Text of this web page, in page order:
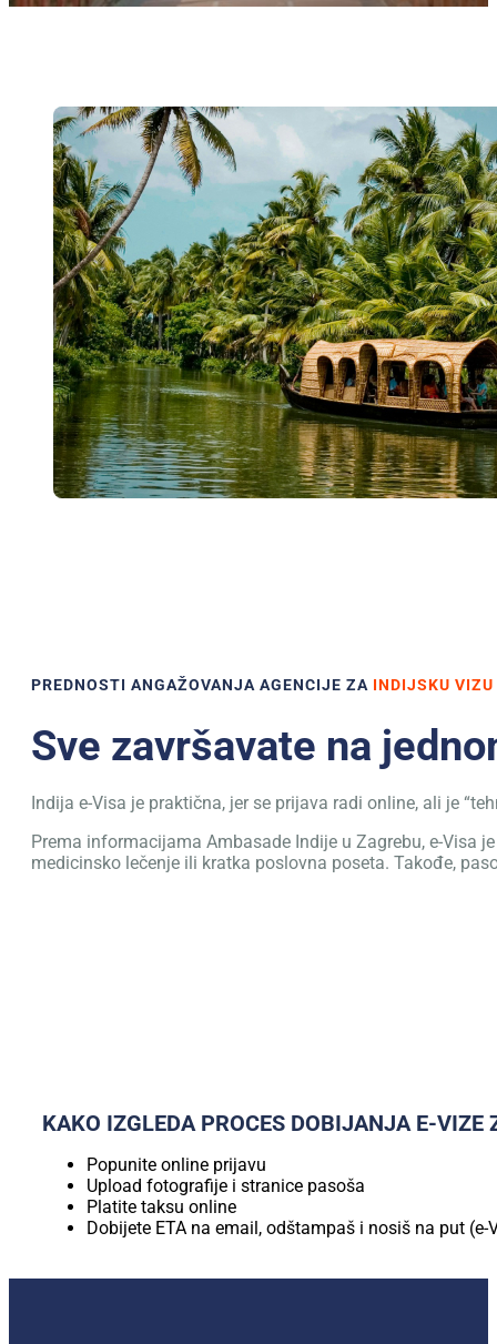
PREDNOSTI ANGAŽOVANJA AGENCIJE ZA INDIJSKU VIZU
Sve završavate na
Indija e-Visa je praktična, jer se prijava radi online, ali je
Prema informacijama Ambasade Indije u Zagrebu, e-
medicinsko lečenje ili kratka poslovna poseta. Takođe,
KAKO IZGLEDA PROCES DOBIJANJA E-VIZE
Popunite online prijavu
Upload fotografije i stranice pasoša
Platite taksu online
Dobijete ETA na email, odštampaš i nosiš na put